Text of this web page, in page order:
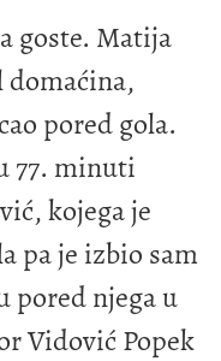
goste. Matija
domaćina,
pored gola.
77. minuti
kojega je
pa je izbio sam
pored njega u
Vidović Popek